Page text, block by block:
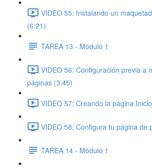
VIDEO 55: Instalando un
(6:21)
TAREA 13 - Módulo 1
VIDEO 56: Configuración previa a
páginas (3:45)
VIDEO 57: Creando la página
VIDEO 58: Configura tu página de
TAREA 14 - Módulo 1